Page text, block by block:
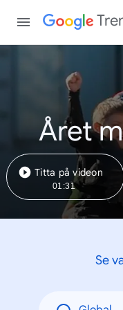
Året
Titta på videon
01:31
Se